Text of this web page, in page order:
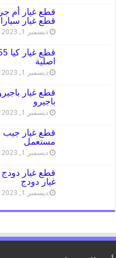
قطع غيار
ديسمبر 1, 2023
اصلية
ديسمبر 1, 2023
باجيرو
ديسمبر 1, 2023
مستعمل
ديسمبر 1, 2023
غيار دودج
ديسمبر 1, 2023